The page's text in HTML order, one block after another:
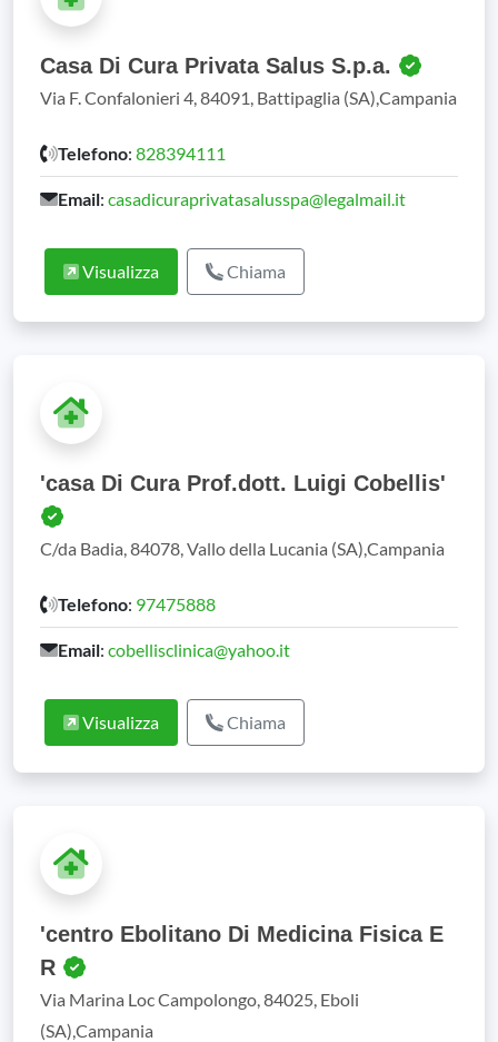
Casa Di Cura Privata Salus S.p.a.
Via F. Confalonieri 4, 84091, Battipaglia (SA),Campania
Telefono: 828394111
Email: casadicuraprivatasalusspa@legalmail.it
Visualizza Chiama
'casa Di Cura Prof.dott. Luigi Cobellis'
C/da Badia, 84078, Vallo della Lucania (SA),Campania
Telefono: 97475888
Email: cobellisclinica@yahoo.it
Visualizza Chiama
'centro Ebolitano Di Medicina Fisica E
R
Via Marina Loc Campolongo, 84025, Eboli
(SA),Campania